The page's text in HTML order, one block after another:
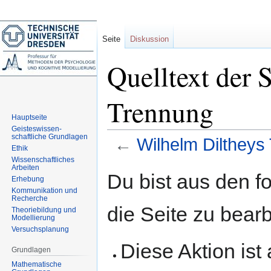
Quelltext der
Trennung
← Wilhelm Diltheys
Navigation
Suche
Du bist aus den
die Seite zu
Diese Aktion ist
Seite Diskussion
Hauptseite
Geisteswissen-
schaftliche Grundlagen
Ethik
Wissenschaftliches
Arbeiten
Erhebung
Kommunikation und
Recherche
Theoriebildung und
Modellierung
Versuchsplanung
Grundlagen
Mathematische